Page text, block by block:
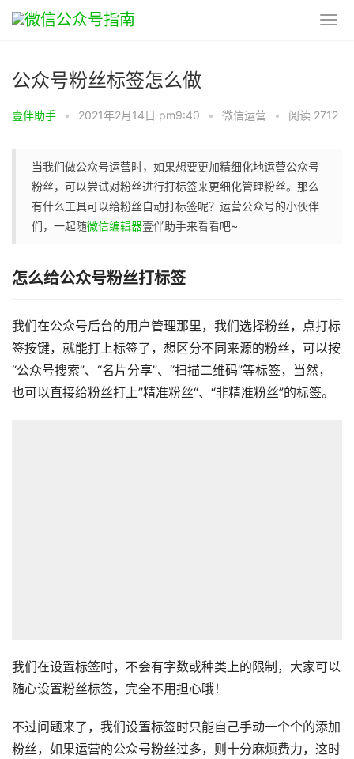
公众号粉丝标签怎么做
壹伴助手 • 2021年2月14日 pm9:40 • 微信运营 • 阅读 2712
当我们做公众号运营时，如果想要更加精细化地运营公众号
粉丝，可以尝试对粉丝进行打标签来更细化管理粉丝。那么
有什么工具可以给粉丝自动打标签呢？运营公众号的小伙伴
们，一起随微信编辑器壹伴助手来看看吧~
怎么给公众号粉丝打标签
我们在公众号后台的用户管理那里，我们选择粉丝，点打标
签按键，就能打上标签了，想区分不同来源的粉丝，可以按
“公众号搜索”、“名片分享”、“扫描二维码”等标签，当然，
也可以直接给粉丝打上”精准粉丝“、“非精准粉丝”的标签。
我们在设置标签时，不会有字数或种类上的限制，大家可以
随心设置粉丝标签，完全不用担心哦！
不过问题来了，我们设置标签时只能自己手动一个个的添加
粉丝，如果运营的公众号粉丝过多，则十分麻烦费力，这时